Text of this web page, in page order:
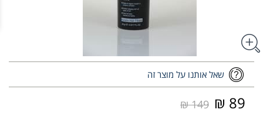
שאל אותנו על מוצר זה
89 ₪
149 ₪